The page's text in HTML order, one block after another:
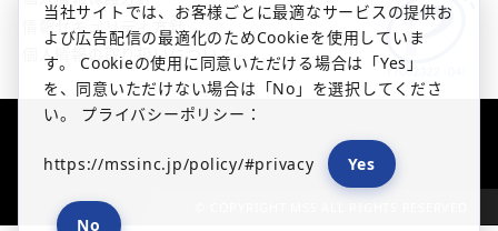
情報セキュリティ方針
個人情報の取り扱いについて
当社サイトでは、お客様ごとに最適なサービスの提供お
よび広告配信の最適化のためCookieを使用していま
す。 Cookieの使用に同意いただける場合は「Yes」
を、同意いただけない場合は「No」を選択してくださ
い。 プライバシーポリシー：
https://mssinc.jp/policy/#privacy Yes
No